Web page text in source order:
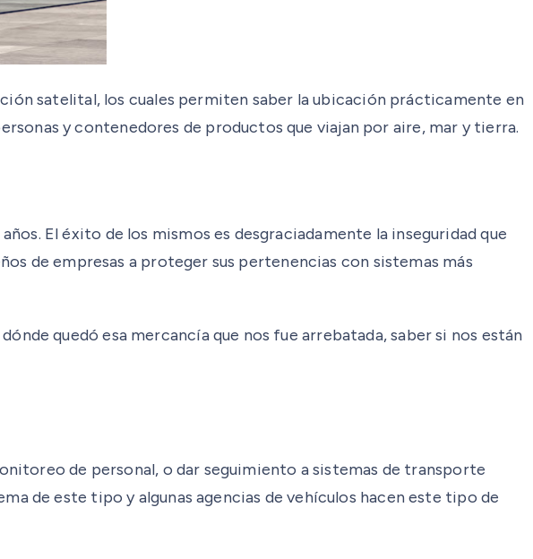
satelital, los cuales permiten saber la ubicación prácticamente en
y contenedores de productos que viajan por aire, mar y tierra.
El éxito de los mismos es desgraciadamente la inseguridad que
de empresas a proteger sus pertenencias con sistemas más
quedó esa mercancía que nos fue arrebatada, saber si nos están
de personal, o dar seguimiento a sistemas de transporte
de este tipo y algunas agencias de vehículos hacen este tipo de